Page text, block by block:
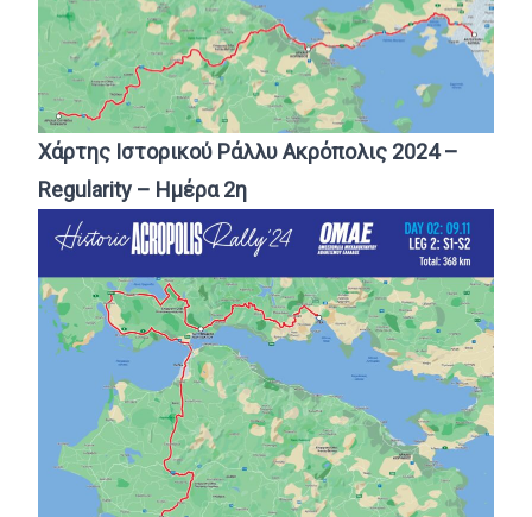
Χάρτης Ιστορικού Ράλλυ Ακρόπολις 2024 –
Regularity – Ημέρα 2η